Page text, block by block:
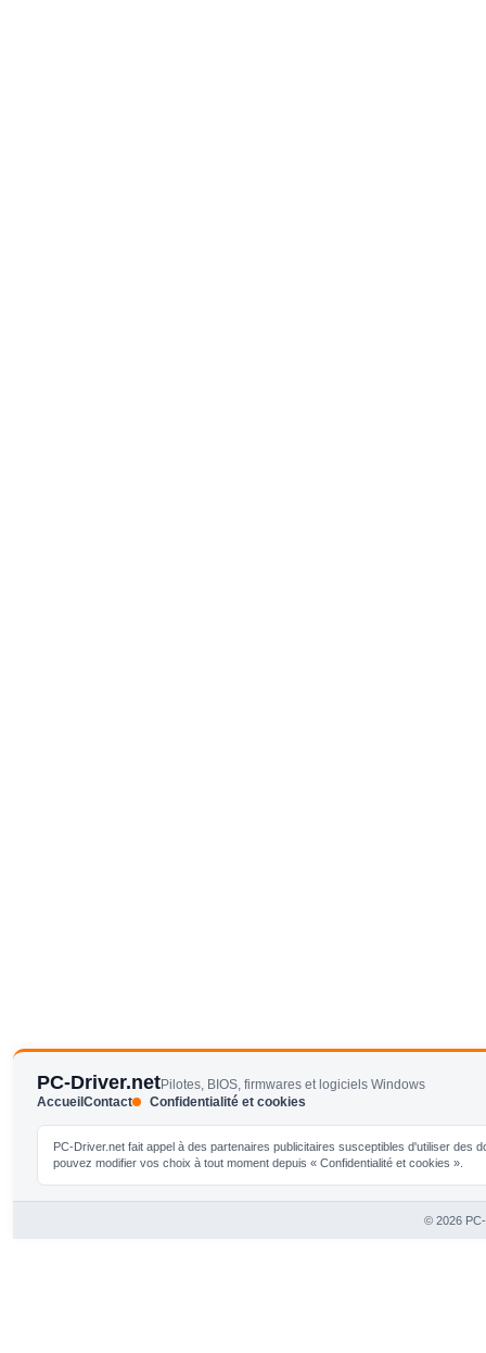
PC-Driver.netPilotes, BIOS, firmwares et logiciels Windows
AccueilContact Confidentialité et cookies
PC-Driver.net fait appel à des partenaires publicitaires susceptibles d'utiliser
pouvez modifier vos choix à tout moment depuis « Confidentialité et cookies ».
© 2026